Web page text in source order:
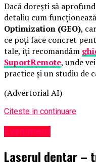
Dacă dorești să
detaliu cum funcționează
Optimization (GEO),
ce poți face concret
tale, îți recomandăm
SuportRemote, unde
practice și un studiu de
(Advertorial AI)
Citeste in continuare
Eveniment
Laserul dentar –